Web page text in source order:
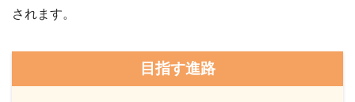
されます。
目指す進路